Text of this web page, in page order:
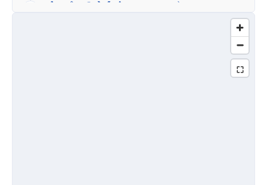
La maison-musée Dzitoghtsonts est située au